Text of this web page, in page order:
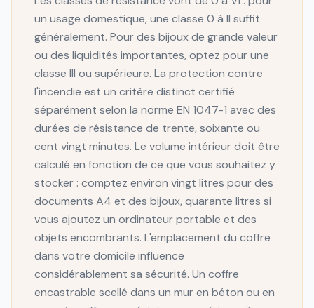
un usage domestique, une classe 0 à II suffit
généralement. Pour des bijoux de grande valeur
ou des liquidités importantes, optez pour une
classe III ou supérieure. La protection contre
l'incendie est un critère distinct certifié
séparément selon la norme EN 1047-1 avec des
durées de résistance de trente, soixante ou
cent vingt minutes. Le volume intérieur doit être
calculé en fonction de ce que vous souhaitez y
stocker : comptez environ vingt litres pour des
documents A4 et des bijoux, quarante litres si
vous ajoutez un ordinateur portable et des
objets encombrants. L'emplacement du coffre
dans votre domicile influence
considérablement sa sécurité. Un coffre
encastrable scellé dans un mur en béton ou en